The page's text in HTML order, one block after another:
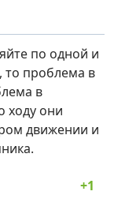
по одной и
то проблема в
в
ходу они
движении и